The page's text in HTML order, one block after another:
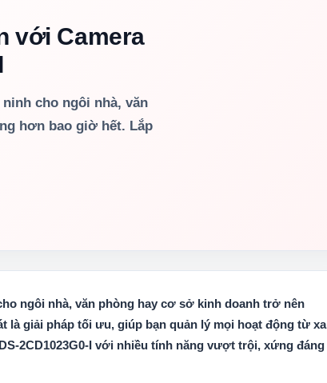
với Camera
cho ngôi nhà, văn
hơn bao giờ hết. Lắp
ngôi nhà, văn phòng hay cơ sở kinh doanh trở nên
là giải pháp tối ưu, giúp bạn quản lý mọi hoạt động từ xa
2CD1023G0-I với nhiều tính năng vượt trội, xứng đáng